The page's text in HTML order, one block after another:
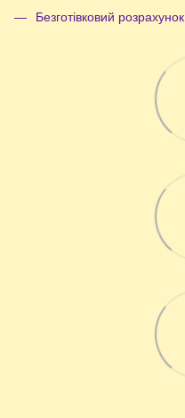
Безготівковий розрахунок